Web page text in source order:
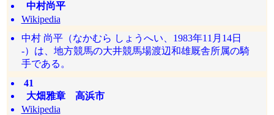
中村尚平
Wikipedia
中村 尚平（なかむら しょうへい、1983年11月14日
-）は、地方競馬の大井競馬場渡辺和雄厩舎所属の騎
手である。
41
大畑雅章 高浜市
Wikipedia